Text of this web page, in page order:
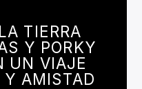
TIERRA
Y PORKY
UN VIAJE
Y AMISTAD